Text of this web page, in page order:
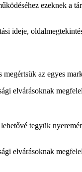
ezeknek a
ideje,
az egyes
elvárásoknak
tegyük
elvárásoknak